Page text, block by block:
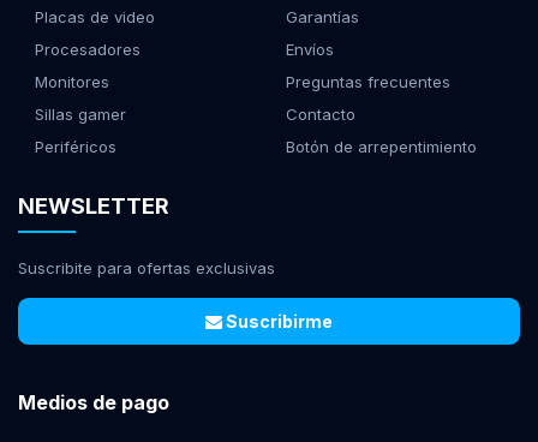
Placas de video
Procesadores
Monitores
Sillas gamer
Periféricos
Garantías
Envíos
Preguntas frecuentes
Contacto
Botón de arrepentimiento
NEWSLETTER
Suscribite para ofertas exclusivas
Suscribirme
Medios de pago